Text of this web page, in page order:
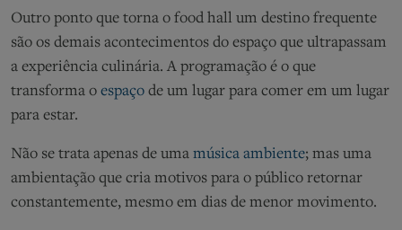
Outro ponto que torna o food hall um destino frequente
são os demais acontecimentos do espaço que ultrapassam
a experiência culinária. A programação é o que
transforma o espaço de um lugar para comer em um lugar
para estar.
Não se trata apenas de uma música ambiente; mas uma
ambientação que cria motivos para o público retornar
constantemente, mesmo em dias de menor movimento.